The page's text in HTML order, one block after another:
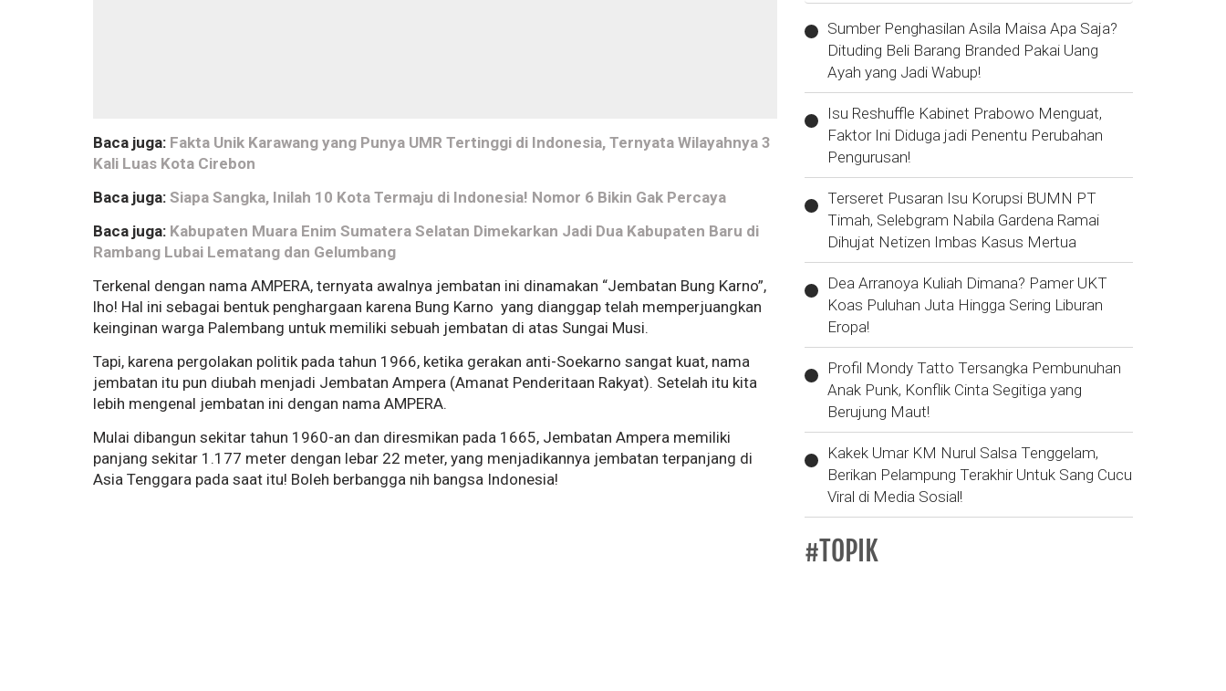
Baca juga: Fakta Unik Karawang yang Punya UMR Tertinggi di Indonesia, Ternyata Wilayahnya 3
Kali Luas Kota Cirebon
Baca juga: Siapa Sangka, Inilah 10 Kota Termaju di Indonesia! Nomor 6 Bikin Gak Percaya
Baca juga: Kabupaten Muara Enim Sumatera Selatan Dimekarkan Jadi Dua Kabupaten Baru di
Rambang Lubai Lematang dan Gelumbang
Terkenal dengan nama AMPERA, ternyata awalnya jembatan ini dinamakan “Jembatan Bung Karno”,
lho! Hal ini sebagai bentuk penghargaan karena Bung Karno yang dianggap telah memperjuangkan
keinginan warga Palembang untuk memiliki sebuah jembatan di atas Sungai Musi.
Tapi, karena pergolakan politik pada tahun 1966, ketika gerakan anti-Soekarno sangat kuat, nama
jembatan itu pun diubah menjadi Jembatan Ampera (Amanat Penderitaan Rakyat). Setelah itu kita
lebih mengenal jembatan ini dengan nama AMPERA.
Mulai dibangun sekitar tahun 1960-an dan diresmikan pada 1665, Jembatan Ampera memiliki
panjang sekitar 1.177 meter dengan lebar 22 meter, yang menjadikannya jembatan terpanjang di
Asia Tenggara pada saat itu! Boleh berbangga nih bangsa Indonesia!
Sumber Penghasilan Asila Maisa Apa Saja?
Dituding Beli Barang Branded Pakai Uang
Ayah yang Jadi Wabup!
Isu Reshuffle Kabinet Prabowo Menguat,
Faktor Ini Diduga jadi Penentu Perubahan
Pengurusan!
Terseret Pusaran Isu Korupsi BUMN PT
Timah, Selebgram Nabila Gardena Ramai
Dihujat Netizen Imbas Kasus Mertua
Dea Arranoya Kuliah Dimana? Pamer UKT
Koas Puluhan Juta Hingga Sering Liburan
Eropa!
Profil Mondy Tatto Tersangka Pembunuhan
Anak Punk, Konflik Cinta Segitiga yang
Berujung Maut!
Kakek Umar KM Nurul Salsa Tenggelam,
Berikan Pelampung Terakhir Untuk Sang Cucu
Viral di Media Sosial!
#TOPIK